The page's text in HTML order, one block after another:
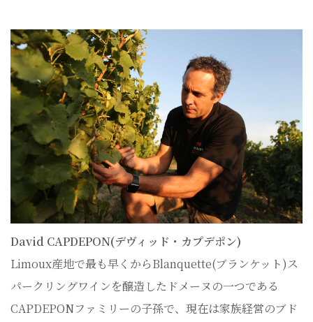
David CAPDEPON(デヴィッド・カプデポン)
Limoux産地で最も早くからBlanquette(ブランケット)ス
パークリングワインを醸造したドメーヌの一つである
CAPDEPONファミリーの子孫で、現在は家族経営のブド